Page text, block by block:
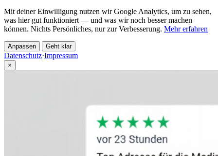
Mit deiner Einwilligung nutzen wir Google Analytics, um zu sehen,
was hier gut funktioniert — und was wir noch besser machen
können. Nichts Persönliches, nur zur Verbesserung. Mehr erfahren
Anpassen Geht klar
Datenschutz·Impressum
×